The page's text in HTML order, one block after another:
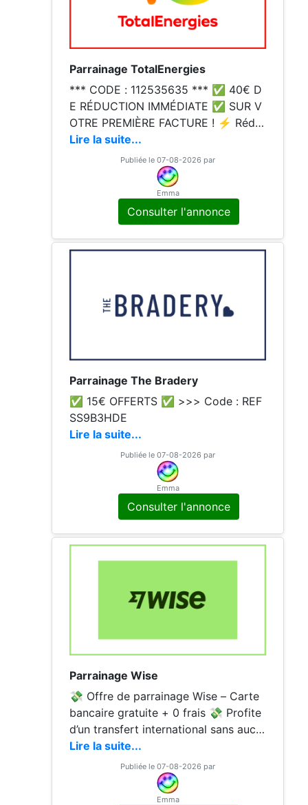
Parrainage TotalEnergies
*** CODE : 112535635 *** ✅ 40€ D
E RÉDUCTION IMMÉDIATE ✅ SUR V
OTRE PREMIÈRE FACTURE ! ⚡️ Rédui
sez vos factures d'électricité ou de g
az avec 40€ offerts lors de votre sou
Lire la suite...
Publiée le 07-08-2026 par
Emma
Consulter l'annonce
Parrainage The Bradery
✅ 15€ OFFERTS ✅ >>> Code : REF
SS9B3HDE
Lire la suite...
Publiée le 07-08-2026 par
Emma
Consulter l'annonce
Parrainage Wise
💸 Offre de parrainage Wise – Carte
bancaire gratuite + 0 frais 💸 Profite
d’un transfert international sans aucu
n frais avec mon code de parrainage
Wise ! ✅ 0 frais sur tes
Lire la suite...
Publiée le 07-08-2026 par
Emma